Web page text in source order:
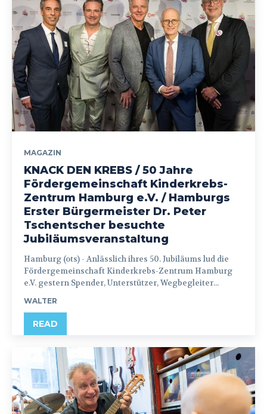
MAGAZIN
KNACK DEN KREBS / 50 Jahre
Fördergemeinschaft Kinderkrebs-
Zentrum Hamburg e.V. / Hamburgs
Erster Bürgermeister Dr. Peter
Tschentscher besuchte
Jubiläumsveranstaltung
Hamburg (ots) - Anlässlich ihres 50. Jubiläums lud die
Fördergemeinschaft Kinderkrebs-Zentrum Hamburg
e.V. gestern Spender, Unterstützer, Wegbegleiter...
WALTER
READ